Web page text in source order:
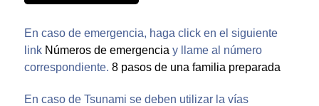
En caso de emergencia, haga click en el siguiente
link Números de emergencia y llame al número
correspondiente. 8 pasos de una familia preparada
En caso de Tsunami se deben utilizar la vías